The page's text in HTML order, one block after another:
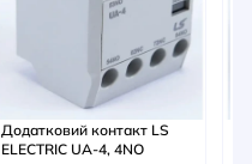
Додатковий контакт LS
ELECTRIC UA-4, 4NO